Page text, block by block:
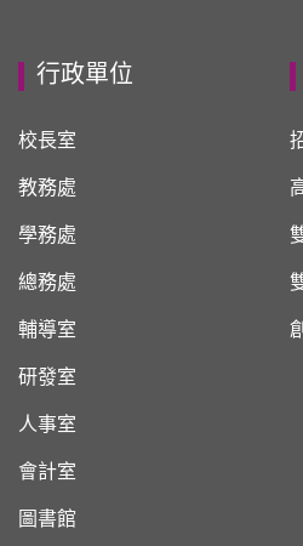
行政單位
校長室
教務處
學務處
總務處
輔導室
研發室
人事室
會計室
圖書館